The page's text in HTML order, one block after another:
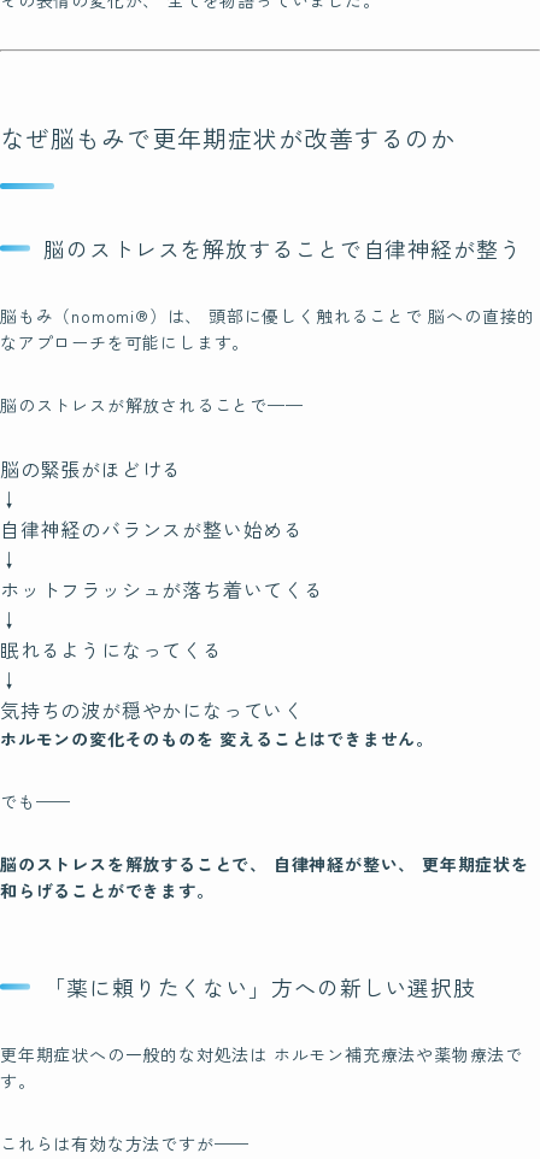
なぜ脳もみで更年期症状が改善するのか
脳のストレスを解放することで自律神経が整う
脳もみ（nomomi®）は、 頭部に優しく触れることで 脳への直接的
なアプローチを可能にします。
脳のストレスが解放されることで——
脳の緊張がほどける
↓
自律神経のバランスが整い始める
↓
ホットフラッシュが落ち着いてくる
↓
眠れるようになってくる
↓
気持ちの波が穏やかになっていく
ホルモンの変化そのものを 変えることはできません。
でも——
脳のストレスを解放することで、 自律神経が整い、 更年期症状を
和らげることができます。
「薬に頼りたくない」方への新しい選択肢
更年期症状への一般的な対処法は ホルモン補充療法や薬物療法で
す。
これらは有効な方法ですが——